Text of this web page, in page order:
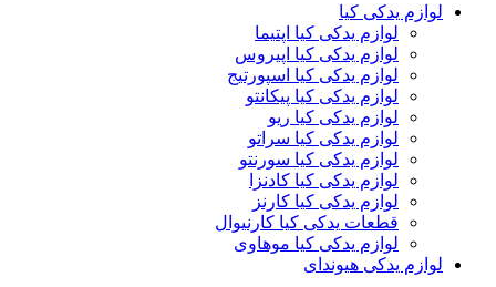
لوازم یدکی کیا
لوازم یدکی کیا اپتیما
لوازم یدکی کیا اپیروس
لوازم یدکی کیا اسپورتیج
لوازم یدکی کیا پیکانتو
لوازم یدکی کیا ریو
لوازم یدکی کیا سراتو
لوازم یدکی کیا سورنتو
لوازم یدکی کیا کادنزا
لوازم یدکی کیا کارنز
قطعات یدکی کیا کارنیوال
لوازم یدکی کیا موهاوی
لوازم یدکی هیوندای